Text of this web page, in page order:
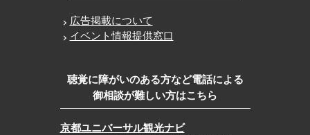
広告掲載について
イベント情報提供窓口
聴覚に障がいのある方など電話による
御相談が難しい方はこちら
京都ユニバーサル観光ナビ